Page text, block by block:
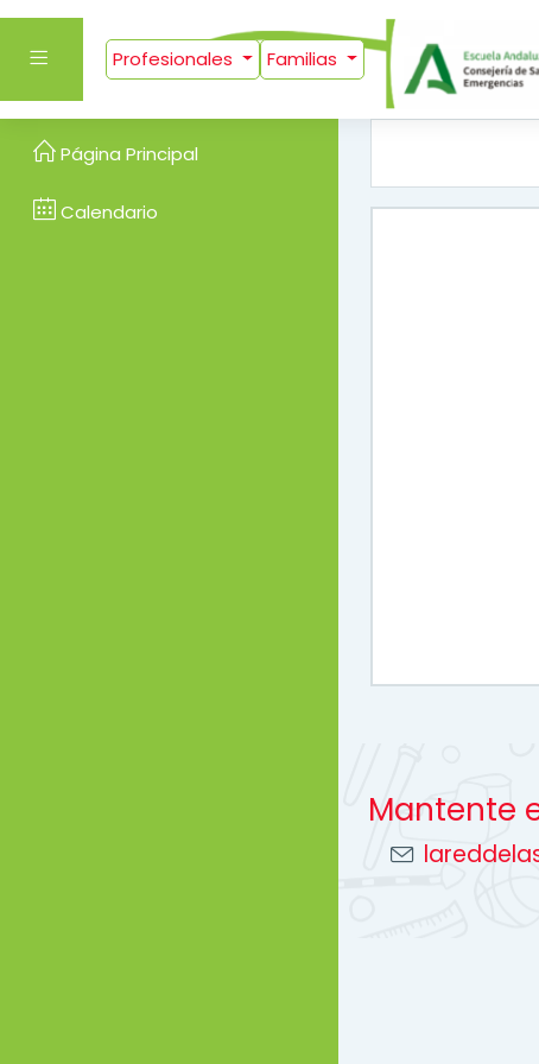
Panel lateralProfesionales Familias
Página Principal
Calendario
Mantente